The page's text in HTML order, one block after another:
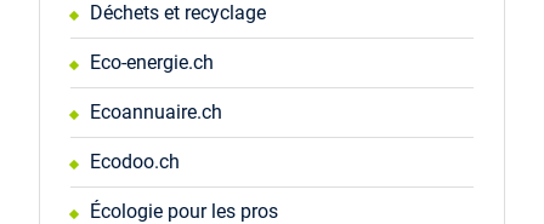
Déchets et recyclage
Eco-energie.ch
Ecoannuaire.ch
Ecodoo.ch
Écologie pour les pros